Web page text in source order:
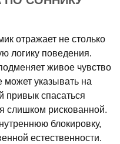
отражает не столько
логику поведения.
живое чувство
указывать на
привык спасаться
слишком рискованной.
блокировку,
естественности.